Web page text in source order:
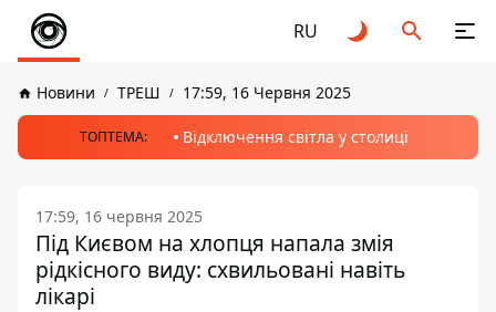
RU
Новини ТРЕШ 17:59, 16 Червня 2025
ТОПТЕМА: Відключення світла у столиці
17:59, 16 червня 2025
Під Києвом на хлопця напала змія
рідкісного виду: схвильовані навіть
лікарі